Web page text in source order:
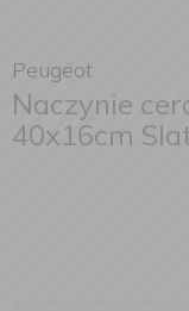
Peugeot
Naczynie
40x16cm